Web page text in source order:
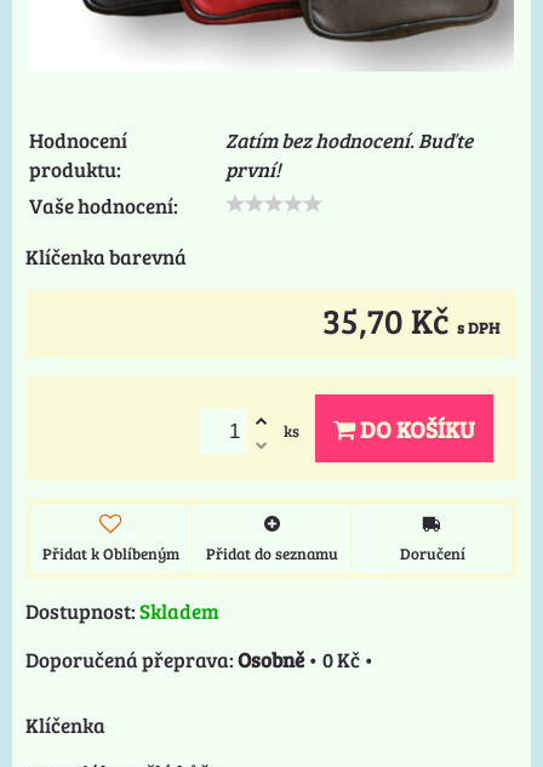
Hodnocení
produktu:
Zatím bez hodnocení. Buďte
první!
Vaše hodnocení:
Klíčenka barevná
35,70 Kč s DPH
ks DO KOŠÍKU
Přidat k Oblíbeným Přidat do seznamu Doručení
Dostupnost:Skladem
Osobně• 0 Kč •
Klíčenka